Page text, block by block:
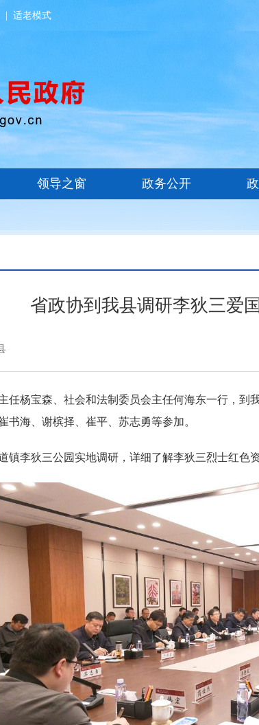
适老模式
省政协到我县调研李狄三爱
任杨宝森、社会和法制委员会主任何海东一行，
书海、谢槟择、崔平、苏志勇等参加。
镇李狄三公园实地调研，详细了解李狄三烈士红色